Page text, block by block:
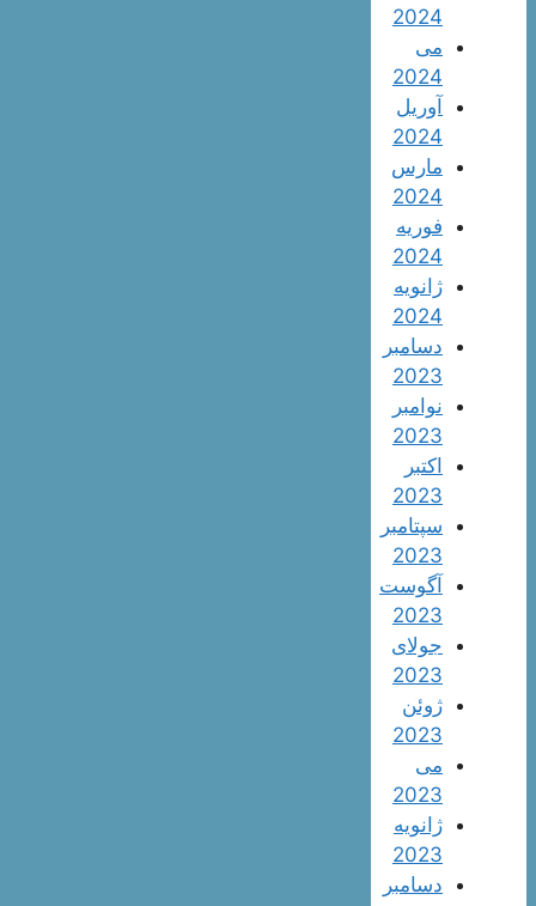
2024
می
2024
آوریل
2024
مارس
2024
فوریه
2024
ژانویه
2024
دسامبر
2023
نوامبر
2023
اکتبر
2023
سپتامبر
2023
آگوست
2023
جولای
2023
ژوئن
2023
می
2023
ژانویه
2023
دسامبر